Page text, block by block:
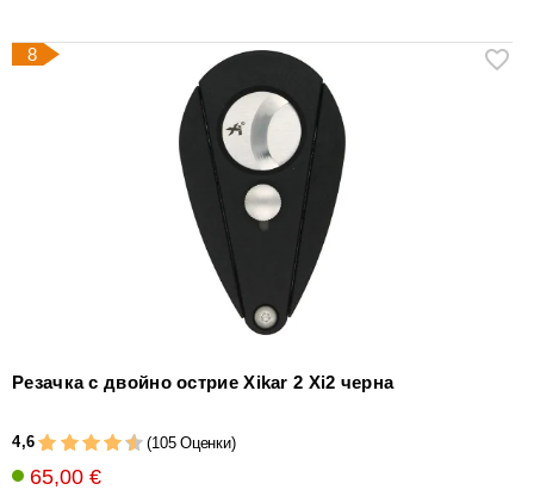
8
Резачка с двойно острие Xikar 2 Xi2 черна
4,6 (105 Оценки)
65,00 €